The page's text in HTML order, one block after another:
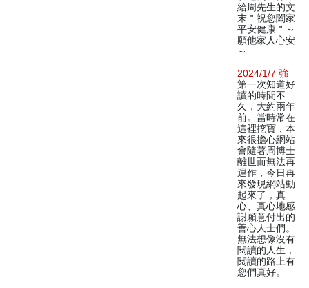
給周先生的文
末＂祝您闔家
平安健康＂～
願他家人心安
～
2024/1/7 強
第一次知道好
讀的時間不
久，大約兩年
前。當時常在
這裡挖寶，本
來很擔心網站
會隨著周博士
離世而無法再
運作，今日再
來發現網站動
起來了，真
心、真心地感
謝願意付出的
善心人士們。
無法想像沒有
閱讀的人生，
閱讀的路上有
您們真好。